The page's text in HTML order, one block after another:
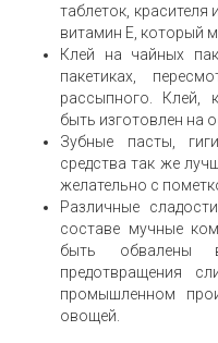
таблеток, красителя
витамин E, который
Клей на чайных
пакетиках,
рассыпного. Клей,
быть изготовлен на
Зубные пасты,
средства так же
желательно с
Различные
составе мучные
быть обвалены
предотвращения
промышленном
овощей.